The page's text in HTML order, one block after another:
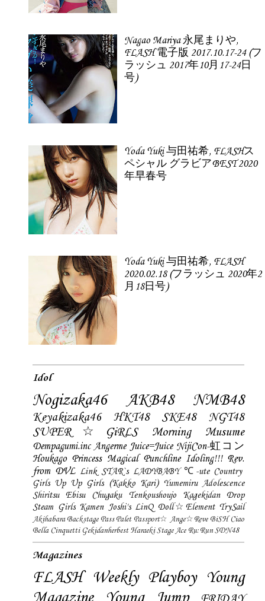
Nagao Mariya 永尾まりや,
FLASH 電子版 2017.10.17-24 (フ
ラッシュ 2017年10月17-24日
号)
Yoda Yuki 与田祐希, FLASHス
ペシャル グラビアBEST 2020
年早春号
Yoda Yuki 与田祐希, FLASH
2020.02.18 (フラッシュ 2020年2
月18日号)
Idol
Nogizaka46 AKB48 NMB48
Keyakizaka46 HKT48 SKE48
NGT48
SUPER☆GiRLS
Morning Musume
Dempagumi.inc Angerme Juice=Juice NijiCon-虹コン
Houkago Princess Magical Punchline Idoling!!! Rev.
from DVL Link STAR`s LADYBABY ℃-ute Country
Girls Up Up Girls (Kakko Kari) Yumemiru Adolescence
Shiritsu Ebisu Chugaku
Tenkoushoujo Kagekidan
Drop
Steam Girls Kamen Joshi's LinQ Doll☆Element TrySail
Akihabara Backstage Pass Palet Passport☆ Ange☆Reve BiSH Ciao
Bella Cinquetti Gekidanherbest Haraeki Stage Ace Ru:Run SDN48
Magazines
FLASH Weekly Playboy Young